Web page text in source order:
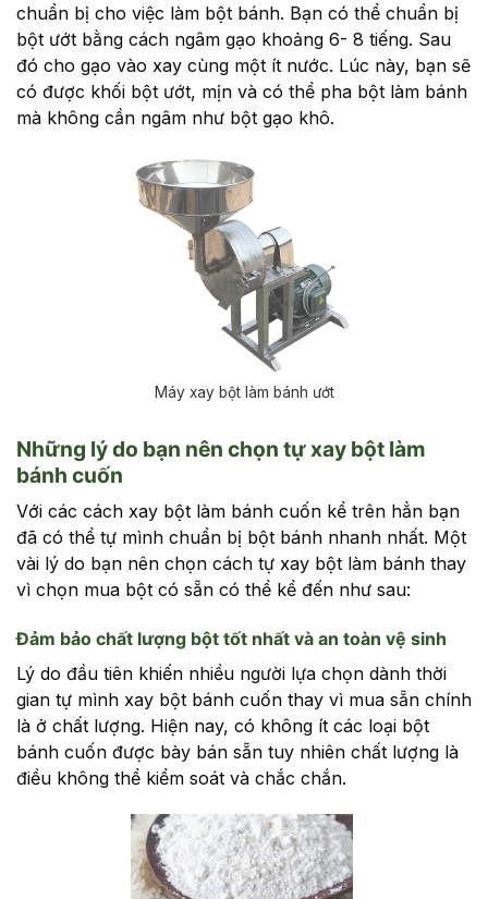
chuẩn bị cho việc làm bột bánh. Bạn có thể chuẩn bị
bột ướt bằng cách ngâm gạo khoảng 6- 8 tiếng. Sau
đó cho gạo vào xay cùng một ít nước. Lúc này, bạn sẽ
có được khối bột ướt, mịn và có thể pha bột làm bánh
mà không cần ngâm như bột gạo khô.
Máy xay bột làm bánh ướt
Những lý do bạn nên chọn tự xay bột làm
bánh cuốn
Với các cách xay bột làm bánh cuốn kể trên hẳn bạn
đã có thể tự mình chuẩn bị bột bánh nhanh nhất. Một
vài lý do bạn nên chọn cách tự xay bột làm bánh thay
vì chọn mua bột có sẵn có thể kể đến như sau:
Đảm bảo chất lượng bột tốt nhất và an toàn vệ sinh
Lý do đầu tiên khiến nhiều người lựa chọn dành thời
gian tự mình xay bột bánh cuốn thay vì mua sẵn chính
là ở chất lượng. Hiện nay, có không ít các loại bột
bánh cuốn được bày bán sẵn tuy nhiên chất lượng là
điều không thể kiểm soát và chắc chắn.